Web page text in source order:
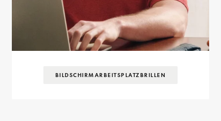
BILDSCHIRM­ARBEITSPLATZ­BRILLEN